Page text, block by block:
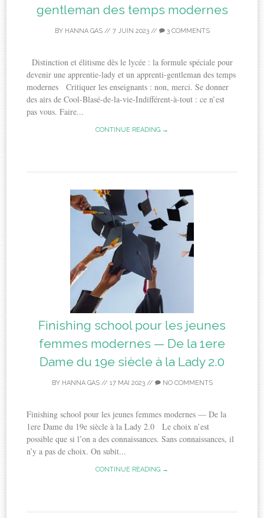
gentleman des temps modernes
BY HANNA GAS// 7 JUIN 2023// 3 COMMENTS
Distinction et élitisme dès le lycée : la formule spéciale pour
devenir une apprentie-lady et un apprenti-gentleman des temps
modernes Critiquer les enseignants : non, merci. Se donner
des airs de Cool-Blasé-de-la-vie-Indifférent-à-tout : ce n’est
pas vous. Faire...
CONTINUE READING →
Finishing school pour les jeunes
femmes modernes — De la 1ere
Dame du 19e siècle à la Lady 2.0
BY HANNA GAS// 17 MAI 2023// NO COMMENTS
Finishing school pour les jeunes femmes modernes — De la
1ere Dame du 19e siècle à la Lady 2.0 Le choix n’est
possible que si l’on a des connaissances. Sans connaissances, il
n’y a pas de choix. On subit...
CONTINUE READING →